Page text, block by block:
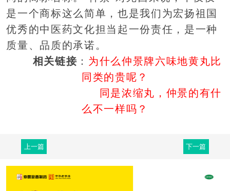
是一个商标这么简单，也是我们为宏扬祖国
优秀的中医药文化担当起一份责任，是一种
质量、品质的承诺。
相关链接 ： 为什么仲景牌六味地黄丸比
同类的贵呢？
同是浓缩丸，仲景的有什
么不一样吗？
上一篇 下一篇